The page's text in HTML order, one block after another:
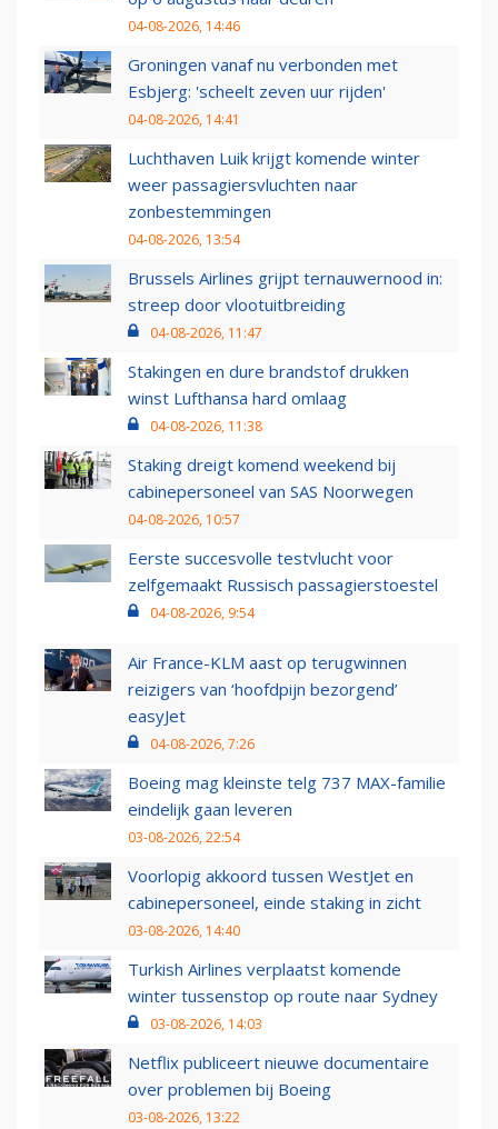
04-08-2026, 14:46
Groningen vanaf nu verbonden met
Esbjerg: 'scheelt zeven uur rijden'
04-08-2026, 14:41
Luchthaven Luik krijgt komende winter
weer passagiersvluchten naar
zonbestemmingen
04-08-2026, 13:54
Brussels Airlines grijpt ternauwernood in:
streep door vlootuitbreiding
04-08-2026, 11:47
Stakingen en dure brandstof drukken
winst Lufthansa hard omlaag
04-08-2026, 11:38
Staking dreigt komend weekend bij
cabinepersoneel van SAS Noorwegen
04-08-2026, 10:57
Eerste succesvolle testvlucht voor
zelfgemaakt Russisch passagierstoestel
04-08-2026, 9:54
Air France-KLM aast op terugwinnen
reizigers van ‘hoofdpijn bezorgend’
easyJet
04-08-2026, 7:26
Boeing mag kleinste telg 737 MAX-familie
eindelijk gaan leveren
03-08-2026, 22:54
Voorlopig akkoord tussen WestJet en
cabinepersoneel, einde staking in zicht
03-08-2026, 14:40
Turkish Airlines verplaatst komende
winter tussenstop op route naar Sydney
03-08-2026, 14:03
Netflix publiceert nieuwe documentaire
over problemen bij Boeing
03-08-2026, 13:22